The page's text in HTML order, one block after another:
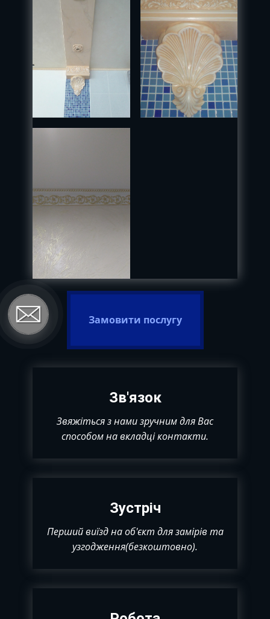
Замовити послугу
Зв'язок
Звяжіться з нами зручним для Вас
способом на вкладці контакти.
Зустріч
Перший виїзд на об'єкт для замірів та
узгодження(безкоштовно).